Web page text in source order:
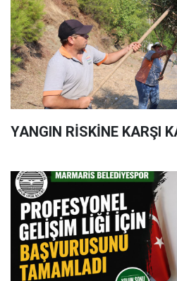
YANGIN RİSKİNE KARŞI